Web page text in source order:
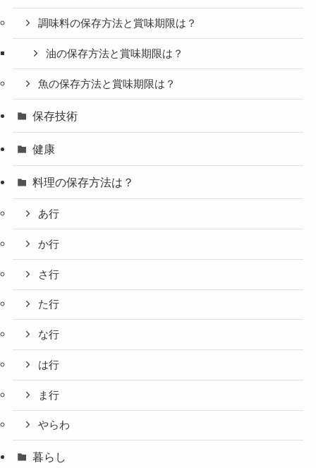
調味料の保存方法と賞味期限は？
油の保存方法と賞味期限は？
魚の保存方法と賞味期限は？
保存技術
健康
料理の保存方法は？
あ行
か行
さ行
た行
な行
は行
ま行
やらわ
暮らし